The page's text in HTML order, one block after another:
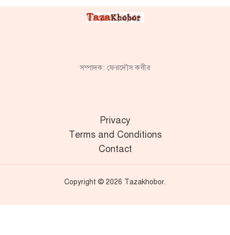
সম্পাদক: ফেরদৌস কবীর
Privacy
Terms and Conditions
Contact
Copyright © 2026 Tazakhobor.